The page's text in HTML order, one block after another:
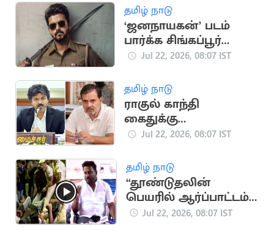
தமிழ் நாடு
‘ஜனநாயகன்’ படம்
பார்க்க சிங்கப்பூர்
நிறுவனம் விடுமுறை
Jul 22, 2026, 08:07 IST
தமிழ் நாடு
ராகுல் காந்தி
கைதுக்கு
முதலமைச்சர் விஜய்
Jul 22, 2026, 08:07 IST
தமிழ் நாடு
“தூண்டுதலின்
பெயரில் ஆர்ப்பாட்டம்
செய்தால் கைது”..
Jul 22, 2026, 08:07 IST